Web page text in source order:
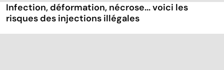
Infection, déformation, nécrose... voici les
risques des injections illégales